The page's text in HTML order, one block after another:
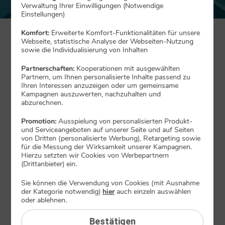
Unser Angebot
0
€
statt50MBit/s
3
x
10
GB
UNSER TIPP
039
In den Warenkorb
Verwaltung Ihrer Einwilligungen (Notwendige
Einstellungen)
Komfort: Erweiterte Komfort-Funktionalitäten für unsere
Webseite, statistische Analyse der Webseiten-Nutzung
sowie die Individualisierung von Inhalten
Partnerschaften: Kooperationen mit ausgewählten
Partnern, um Ihnen personalisierte Inhalte passend zu
Ihren Interessen anzuzeigen oder um gemeinsame
Kampagnen auszuwerten, nachzuhalten und
abzurechnen.
Promotion: Ausspielung von personalisierten Produkt-
und Serviceangeboten auf unserer Seite und auf Seiten
von Dritten (personalisierte Werbung), Retargeting sowie
für die Messung der Wirksamkeit unserer Kampagnen.
Hierzu setzten wir Cookies von Werbepartnern
(Drittanbieter) ein.
Sie können die Verwendung von Cookies (mit Ausnahme
der Kategorie notwendig) hierauch einzeln auswählen
oder ablehnen.
Bestätigen